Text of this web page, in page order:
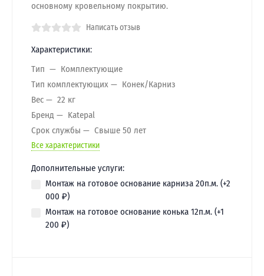
основному кровельному покрытию.
Написать отзыв
Характеристики:
Тип
Комплектующие
Тип комплектующих
Конек/Карниз
Вес
22 кг
Бренд
Katepal
Срок службы
Свыше 50 лет
Все характеристики
Дополнительные услуги:
Монтаж на готовое основание карниза 20п.м. (+2
000 ₽)
Монтаж на готовое основание конька 12п.м. (+1
200 ₽)